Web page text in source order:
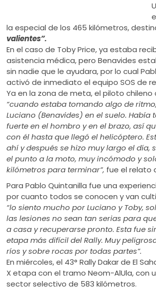
la especial de los 465 kilómetros,
valientes”.
En el caso de Toby Price, ya estaba
asistencia médica, pero Benavides
sin nadie que le ayudara, por lo cual
activó de inmediato el equipo SOS de
Ya en la zona de meta, el piloto
“cuando estaba tomando algo de
Luciano (Benavides) en el suelo. Había
fuerte en el hombro y en el brazo, así
con él hasta que llegó el helicóptero.
ahí y después se hizo muy largo el día,
el punto a la moto, muy incómodo y
kilómetros para terminar”, fue el relato
Para Pablo Quintanilla fue una
por cuanto todos se conocen y van
“lo siento mucho por Luciano y Toby,
las lesiones no sean tan serias para
a casa y recuperarse pronto. Esta fue
etapa más difícil del Rally. Muy
ríos y sobre rocas por todas partes”.
En miércoles, el 43° Rally Dakar de El
X etapa con el tramo Neom-AlUla, con
sector selectivo de 583 kilómetros.